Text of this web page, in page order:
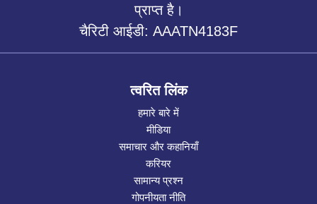
प्राप्त है।
चैरिटी आईडी: AAATN4183F
त्वरित लिंक
हमारे बारे में
मीडिया
समाचार और कहानियाँ
करियर
सामान्य प्रश्न
गोपनीयता नीति